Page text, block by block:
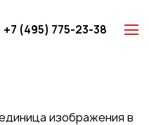
+7 (495) 775-23-38
изображения в